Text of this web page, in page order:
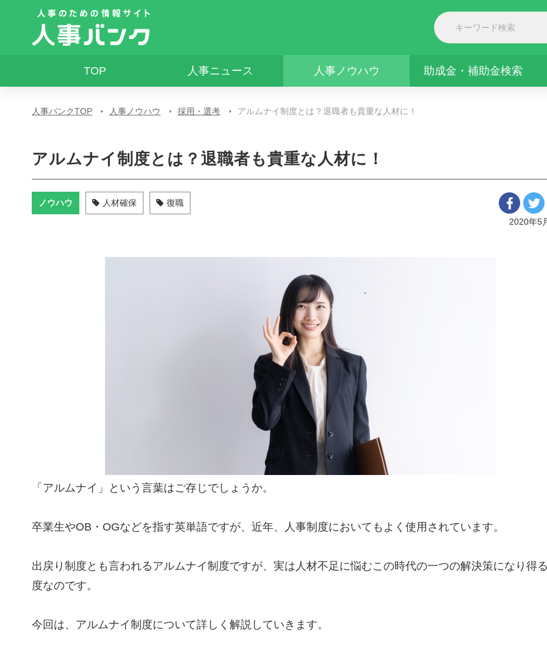
TOP 人事ニュース 人事ノウハウ 助成金・補助金検索
人事バンクTOP 人事ノウハウ 採用・選考 アルムナイ制度とは？退職者も貴重な人材に！
アルムナイ制度とは？退職者も貴重な人材に！
ノウハウ 人材確保
復職
2020年5
「アルムナイ」という言葉はご存じでしょうか。
卒業生やOB・OGなどを指す英単語ですが、近年、人事制度においてもよく使用されています。
出戻り制度とも言われるアルムナイ制度ですが、実は人材不足に悩むこの時代の一つの解決策になり得
度なのです。
今回は、アルムナイ制度について詳しく解説していきます。